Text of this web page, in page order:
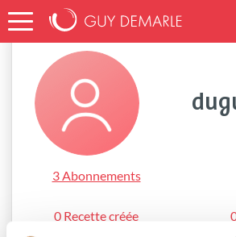
Accueil duguee_a9f5
3 Abonnements
0 Recette créée